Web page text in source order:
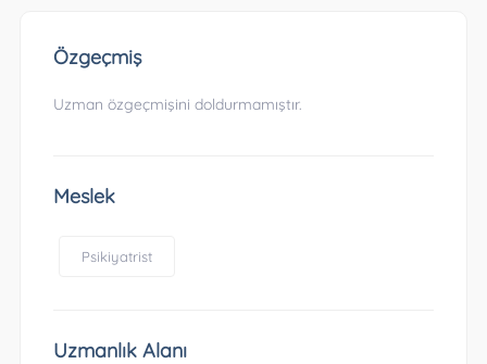
Özgeçmiş
Uzman özgeçmişini doldurmamıştır.
Meslek
Psikiyatrist
Uzmanlık Alanı